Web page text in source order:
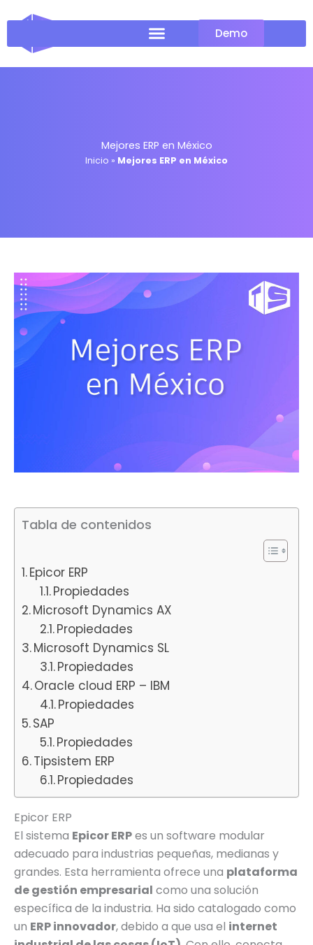
al
Demo
Mejores ERP en México
Inicio » Mejores ERP en México
Tabla de contenidos
Epicor ERP
Propiedades
Microsoft Dynamics AX
Propiedades
Microsoft Dynamics SL
Propiedades
Oracle cloud ERP – IBM
Propiedades
SAP
Propiedades
Tipsistem ERP
Propiedades
Epicor ERP
El sistema Epicor ERPes un software modular
adecuado para industrias pequeñas, medianas y
grandes. Esta herramienta ofrece una plataforma
de gestión empresarial como una solución
específica de la industria. Ha sido catalogado como
un ERP innovador, debido a que usa el internet